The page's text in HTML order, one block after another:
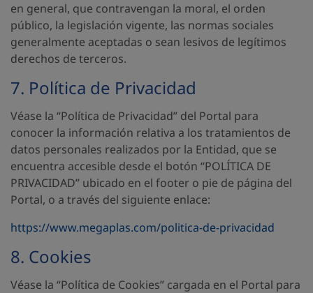
en general, que contravengan la moral, el orden
público, la legislación vigente, las normas sociales
generalmente aceptadas o sean lesivos de legítimos
derechos de terceros.
7. Política de Privacidad
Véase la “Política de Privacidad” del Portal para
conocer la información relativa a los tratamientos de
datos personales realizados por la Entidad, que se
encuentra accesible desde el botón “POLÍTICA DE
PRIVACIDAD” ubicado en el footer o pie de página del
Portal, o a través del siguiente enlace:
https://www.megaplas.com/politica-de-privacidad
8. Cookies
Véase la “Política de Cookies” cargada en el Portal para